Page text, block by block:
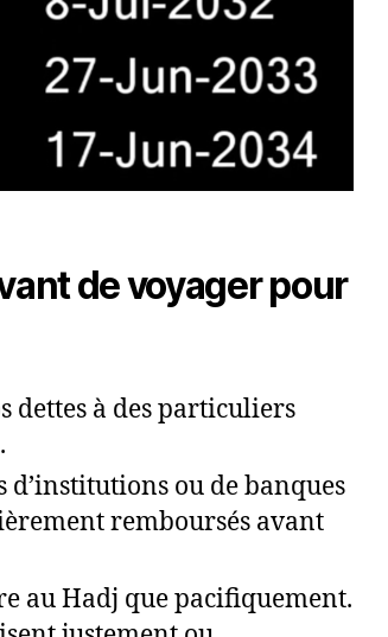
de voyager pour
dettes à des particuliers
d’institutions ou de banques
remboursés avant
au Hadj que pacifiquement.